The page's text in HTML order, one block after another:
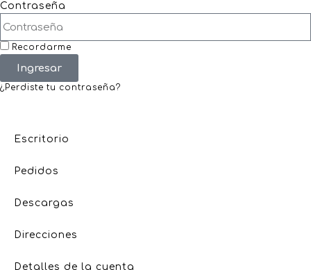
Contraseña
Recordarme
Ingresar
¿Perdiste tu contraseña?
Escritorio
Pedidos
Descargas
Direcciones
Detalles de la cuenta